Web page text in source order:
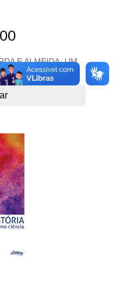
E ALMEIDA: UM